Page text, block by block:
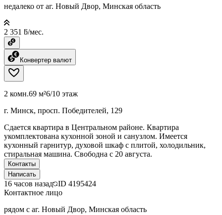
недалеко от аг. Новый Двор, Минская область
2 351 ƃ/мес.
Конвертер валют
2 комн.69 м²6/10 этаж
г. Минск, просп. Победителей, 129
Сдается квартира в Центральном районе. Квартира
укомплектована кухонной зоной и санузлом. Имеется
кухонный гарнитур, духовой шкаф с плитой, холодильник,
стиральная машина. Свободна с 20 августа.
Контакты
Написать
16 часов назад ID 4195424
Контактное лицо
рядом с аг. Новый Двор, Минская область